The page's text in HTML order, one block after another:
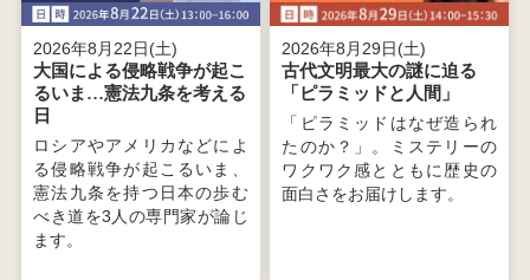
2026年8月22日(土)
大国による侵略戦争が起こ
るいま…憲法九条を考える
日
ロシアやアメリカなどによ
る侵略戦争が起こるいま、
憲法九条を持つ日本の歩む
べき道を3人の専門家が論じ
ます。
2026年8月29日(土)
古代文明最大の謎に迫る
「ピラミッドと人間」
「ピラミッドはなぜ造られ
たのか？」。ミステリーの
ワクワク感とともに歴史の
面白さをお届けします。